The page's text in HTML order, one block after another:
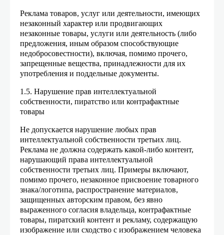
Реклама товаров, услуг или деятельности, имеющих
незаконный характер или продвигающих
незаконные товары, услуги или деятельность (либо
предложения, иным образом способствующие
недобросовестности), включая, помимо прочего,
запрещенные вещества, принадлежности для их
употребления и поддельные документы.
1.5. Нарушение прав интеллектуальной
собственности, пиратство или контрафактные
товары
Не допускается нарушение любых прав
интеллектуальной собственности третьих лиц.
Реклама не должна содержать какой-либо контент,
нарушающий права интеллектуальной
собственности третьих лиц. Примеры включают,
помимо прочего, незаконное присвоение товарного
знака/логотипа, распространение материалов,
защищенных авторским правом, без явно
выраженного согласия владельца, контрафактные
товары, пиратский контент и рекламу, содержащую
изображение или сходство с изображением человека